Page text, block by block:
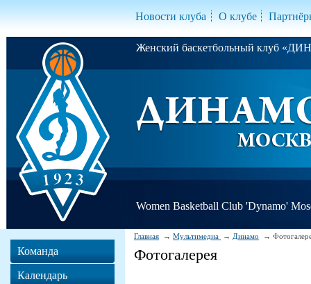
Новости клуба О клубе
Женский баскетбольный клуб
Women Basketball Club 'Dynamo'
Главная Мультимедиа Динамо
Фотогалерея
Команда
Календарь